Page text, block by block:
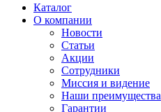
Каталог
О компании
Новости
Статьи
Акции
Сотрудники
Миссия и видение
Наши преимущества
Гарантии